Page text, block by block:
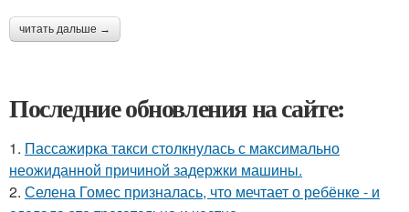
читать дальше →
Последние обновления на сайте:
1. Пассажирка такси столкнулась с максимально
неожиданной причиной задержки машины.
2. Селена Гомес призналась, что мечтает о ребёнке - и